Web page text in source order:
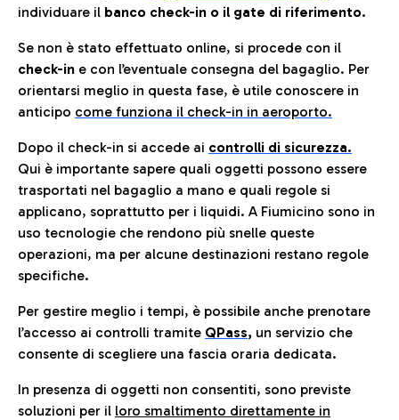
individuare il banco check-in o il gate di riferimento.
Se non è stato effettuato online, si procede con il
check-in e con l’eventuale consegna del bagaglio. Per
orientarsi meglio in questa fase, è utile conoscere in
anticipo come funziona il check-in in aeroporto.
Dopo il check-in si accede ai controlli di sicurezza.
Qui è importante sapere quali oggetti possono essere
trasportati nel bagaglio a mano e quali regole si
applicano, soprattutto per i liquidi. A Fiumicino sono in
uso tecnologie che rendono più snelle queste
operazioni, ma per alcune destinazioni restano regole
specifiche.
Per gestire meglio i tempi, è possibile anche prenotare
l’accesso ai controlli tramite QPass, un servizio che
consente di scegliere una fascia oraria dedicata.
In presenza di oggetti non consentiti, sono previste
soluzioni per il loro smaltimento direttamente in